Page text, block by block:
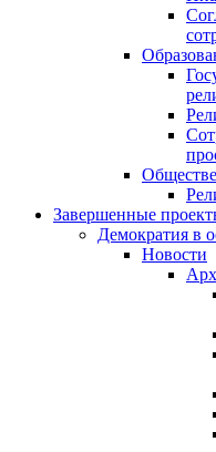
Завершенные
Демократия в
Новости